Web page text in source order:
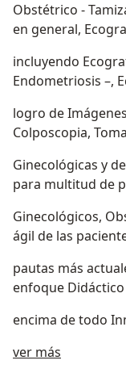
Obstétrico -
en general,
incluyendo
Endometriosis –,
logro de
Colposcopia,
Ginecológicas y
para multitud de
Ginecológicos,
ágil de las
pautas más
enfoque
encima de todo
ver más